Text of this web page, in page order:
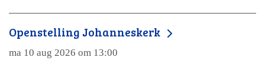
Openstelling Johanneskerk
ma 10 aug 2026 om 13:00